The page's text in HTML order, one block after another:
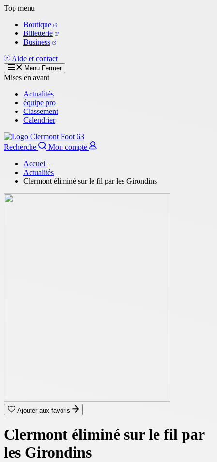
Aller
contenu
principal
Top menu
Boutique
Billetterie
Business
Aide et contact
Menu Fermer
Mises en avant
Actualités
équipe pro
Classement
Calendrier
Recherche
Mon compte
Accueil
Actualités
Clermont éliminé sur le fil par les Girondins
Ajouter aux favoris
Clermont éliminé sur le fil par
les Girondins